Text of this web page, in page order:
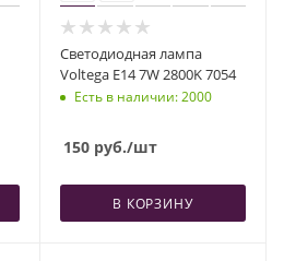
Светодиодная лампа
Voltega E14 7W 2800K 7054
Есть в наличии: 2000
150руб./шт
В КОРЗИНУ